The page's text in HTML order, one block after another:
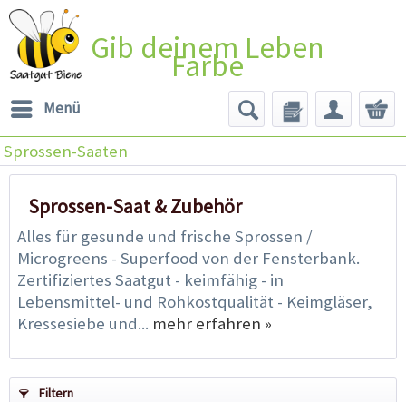
Gib deinem Leben
Farbe
Menü
Sprossen-Saaten
Sprossen-Saat & Zubehör
Alles für gesunde und frische Sprossen /
Microgreens - Superfood von der Fensterbank.
Zertifiziertes Saatgut - keimfähig - in
Lebensmittel- und Rohkostqualität - Keimgläser,
Kressesiebe und... mehr erfahren »
Filtern